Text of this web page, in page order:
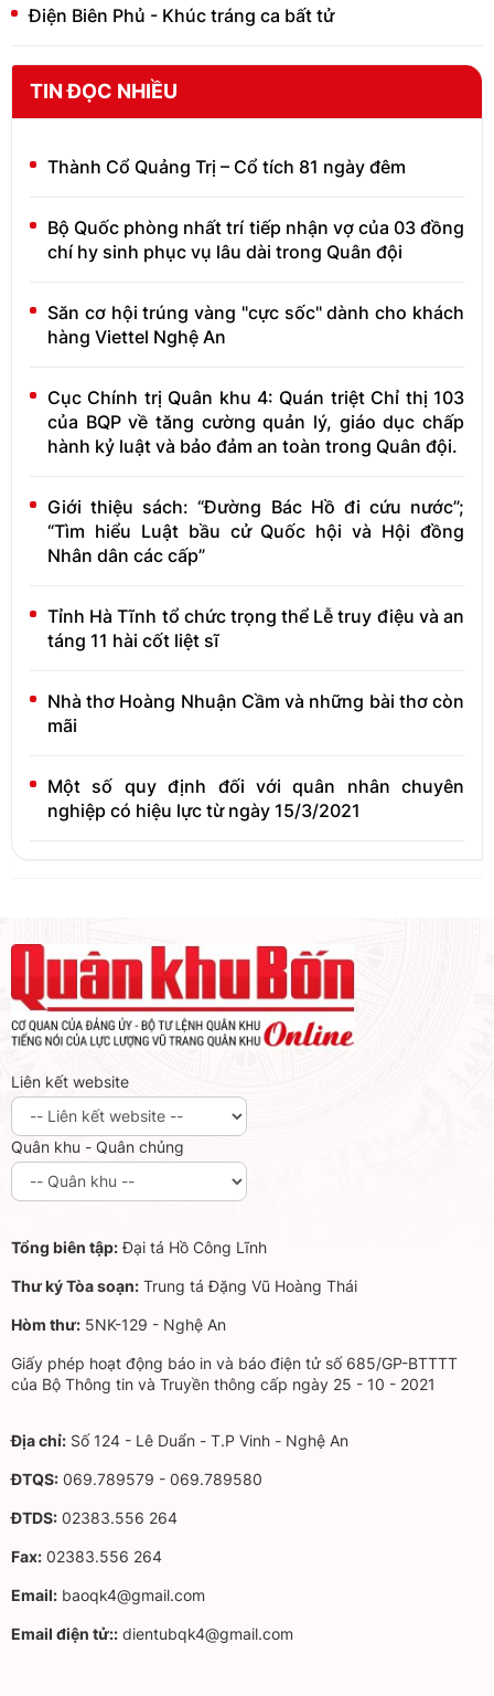
Điện Biên Phủ - Khúc tráng ca bất tử
TIN ĐỌC NHIỀU
Thành Cổ Quảng Trị – Cổ tích 81 ngày đêm
Bộ Quốc phòng nhất trí tiếp nhận vợ của 03 đồng
chí hy sinh phục vụ lâu dài trong Quân đội
Săn cơ hội trúng vàng "cực sốc" dành cho khách
hàng Viettel Nghệ An
Cục Chính trị Quân khu 4: Quán triệt Chỉ thị 103
của BQP về tăng cường quản lý, giáo dục chấp
hành kỷ luật và bảo đảm an toàn trong Quân đội.
Giới thiệu sách: “Đường Bác Hồ đi cứu nước”;
“Tìm hiểu Luật bầu cử Quốc hội và Hội đồng
Nhân dân các cấp”
Tỉnh Hà Tĩnh tổ chức trọng thể Lễ truy điệu và an
táng 11 hài cốt liệt sĩ
Nhà thơ Hoàng Nhuận Cầm và những bài thơ còn
mãi
Một số quy định đối với quân nhân chuyên
nghiệp có hiệu lực từ ngày 15/3/2021
Liên kết website
Quân khu - Quân chủng
Tổng biên tập:Đại tá Hồ Công Lĩnh
Thư ký Tòa soạn: Trung tá Đặng Vũ Hoàng Thái
Hòm thư: 5NK-129 - Nghệ An
Giấy phép hoạt động báo in và báo điện tử số 685/GP-BTTTT
của Bộ Thông tin và Truyền thông cấp ngày 25 - 10 - 2021
Địa chỉ: Số 124 - Lê Duẩn - T.P Vinh - Nghệ An
ĐTQS: 069.789579 - 069.789580
ĐTDS: 02383.556 264
Fax: 02383.556 264
Email: baoqk4@gmail.com
Email điện tử:: dientubqk4@gmail.com